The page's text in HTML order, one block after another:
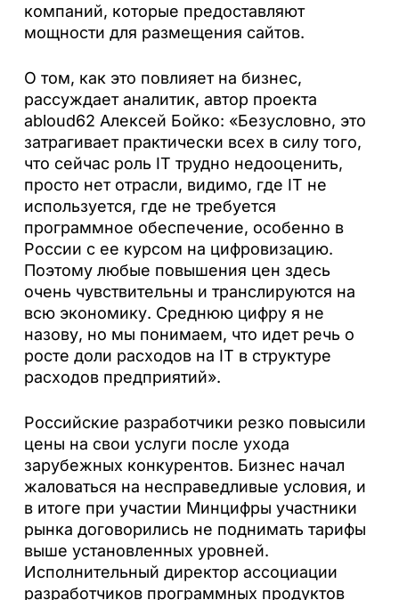
компаний, которые предоставляют
мощности для размещения сайтов.
О том, как это повлияет на бизнес,
рассуждает аналитик, автор проекта
abloud62 Алексей Бойко: «Безусловно, это
затрагивает практически всех в силу того,
что сейчас роль IT трудно недооценить,
просто нет отрасли, видимо, где IT не
используется, где не требуется
программное обеспечение, особенно в
России с ее курсом на цифровизацию.
Поэтому любые повышения цен здесь
очень чувствительны и транслируются на
всю экономику. Среднюю цифру я не
назову, но мы понимаем, что идет речь о
росте доли расходов на IT в структуре
расходов предприятий».
Российские разработчики резко повысили
цены на свои услуги после ухода
зарубежных конкурентов. Бизнес начал
жаловаться на несправедливые условия, и
в итоге при участии Минцифры участники
рынка договорились не поднимать тарифы
выше установленных уровней.
Исполнительный директор ассоциации
разработчиков программных продуктов